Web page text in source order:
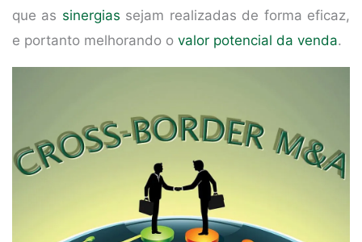
que as sinergias sejam realizadas de forma eficaz,
e portanto melhorando o valor potencial da venda.